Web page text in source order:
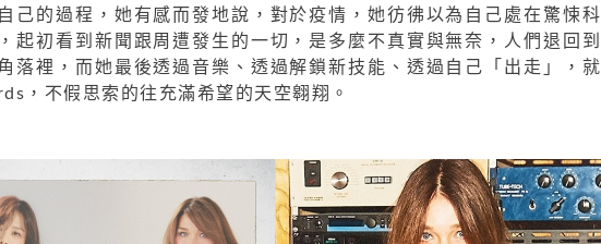
己的過程，她有感而發地說，對於疫情，她彷彿以為自己處在驚悚科
起初看到新聞跟周遭發生的一切，是多麼不真實與無奈，人們退回到
落裡，而她最後透過音樂、透過解鎖新技能、透過自己「出走」，就
，不假思索的往充滿希望的天空翱翔。